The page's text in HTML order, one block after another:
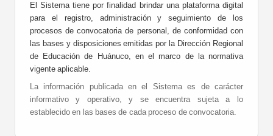
El Sistema tiene por finalidad brindar una plataforma digital
para el registro, administración y seguimiento de los
procesos de convocatoria de personal, de conformidad con
las bases y disposiciones emitidas por la Dirección Regional
de Educación de Huánuco, en el marco de la normativa
vigente aplicable.
La información publicada en el Sistema es de carácter
informativo y operativo, y se encuentra sujeta a lo
establecido en las bases de cada proceso de convocatoria.